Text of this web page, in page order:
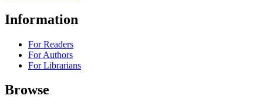
Information
For Readers
For Authors
For Librarians
Browse